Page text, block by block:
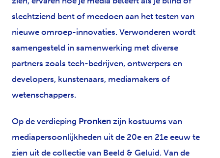
slechtziend bent of meedoen aan het testen van
nieuwe omroep-innovaties. Verwonderen wordt
samengesteld in samenwerking met diverse
partners zoals tech-bedrijven, ontwerpers en
developers, kunstenaars, mediamakers of
wetenschappers.
Op de verdieping Pronken zijn kostuums van
mediapersoonlijkheden uit de 20e en 21e eeuw te
zien uit de collectie van Beeld & Geluid. Van de